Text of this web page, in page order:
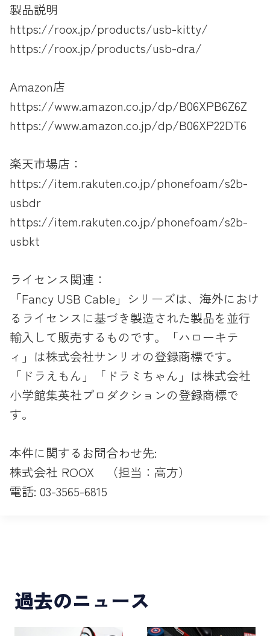
製品説明
https://roox.jp/products/usb-kitty/
https://roox.jp/products/usb-dra/
Amazon店
https://www.amazon.co.jp/dp/B06XPB6Z6Z
https://www.amazon.co.jp/dp/B06XP22DT6
楽天市場店：
https://item.rakuten.co.jp/phonefoam/s2b-
usbdr
https://item.rakuten.co.jp/phonefoam/s2b-
usbkt
ライセンス関連：
「Fancy USB Cable」シリーズは、海外におけ
るライセンスに基づき製造された製品を並行
輸入して販売するものです。「ハローキテ
ィ」は株式会社サンリオの登録商標です。
「ドラえもん」「ドラミちゃん」は株式会社
小学館集英社プロダクションの登録商標で
す。
本件に関するお問合わせ先:
株式会社 ROOX （担当：高方）
電話: 03-3565-6815
過去のニュース